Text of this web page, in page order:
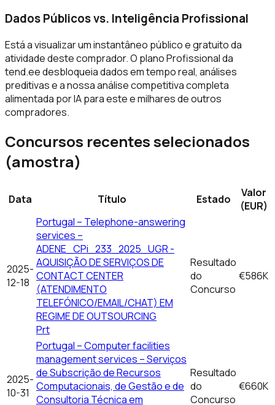
Dados Públicos vs. Inteligência Profissional
Está a visualizar um instantâneo público e gratuito da
atividade deste comprador. O plano Profissional da
tend.ee desbloqueia dados em tempo real, análises
preditivas e a nossa análise competitiva completa
alimentada por IA para este e milhares de outros
compradores.
Concursos recentes selecionados
(amostra)
Data Título Estado
Valor
(EUR)
2025-
12-18
Portugal – Telephone-answering
services –
ADENE_CPi_233_2025_UGR -
AQUISIÇÃO DE SERVIÇOS DE
CONTACT CENTER
(ATENDIMENTO
TELEFÓNICO/EMAIL/CHAT) EM
REGIME DE OUTSOURCING
Prt
Resultado
do
Concurso
€586K
2025-
10-31
Portugal – Computer facilities
management services – Serviços
de Subscrição de Recursos
Computacionais, de Gestão e de
Consultoria Técnica em
Resultado
do
Concurso
€660K